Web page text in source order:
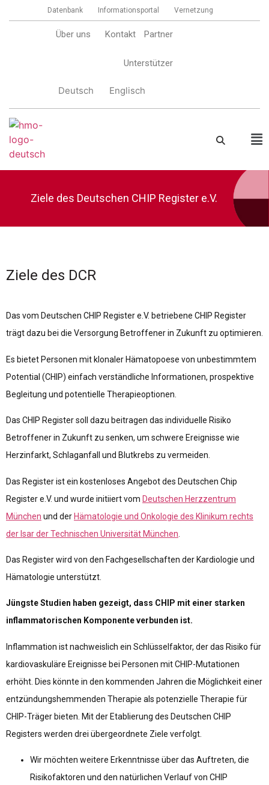
Datenbank Informationsportal Vernetzung
Über uns Kontakt Partner
Unterstützer
Deutsch Englisch
Ziele des Deutschen CHIP Register e.V.
Ziele des DCR
Das vom Deutschen CHIP Register e.V. betriebene CHIP Register
trägt dazu bei die Versorgung Betroffener in Zukunft zu optimieren.
Es bietet Personen mit klonaler Hämatopoese von unbestimmtem
Potential (CHIP) einfach verständliche Informationen, prospektive
Begleitung und potentielle Therapieoptionen.
Das CHIP Register soll dazu beitragen das individuelle Risiko
Betroffener in Zukunft zu senken, um schwere Ereignisse wie
Herzinfarkt, Schlaganfall und Blutkrebs zu vermeiden.
Das Register ist ein kostenloses Angebot des Deutschen Chip
Register e.V. und wurde initiiert vom Deutschen Herzzentrum
München und derHämatologie und Onkologie des Klinikum rechts
der Isar der Technischen Universität München
Das Register wird von den Fachgesellschaften der Kardiologie und
Hämatologie unterstützt.
Jüngste Studien haben gezeigt, dass CHIP mit einer starken
inflammatorischen Komponente verbunden ist.
Inflammation ist nachweislich ein Schlüsselfaktor, der das Risiko für
kardiovaskuläre Ereignisse bei Personen mit CHIP-Mutationen
erhöht. Dies könnte in den kommenden Jahren die Möglichkeit einer
entzündungshemmenden Therapie als potenzielle Therapie für
CHIP-Träger bieten. Mit der Etablierung des Deutschen CHIP
Registers werden drei übergeordnete Ziele verfolgt.
Wir möchten weitere Erkenntnisse über das Auftreten, die
Risikofaktoren und den natürlichen Verlauf von CHIP